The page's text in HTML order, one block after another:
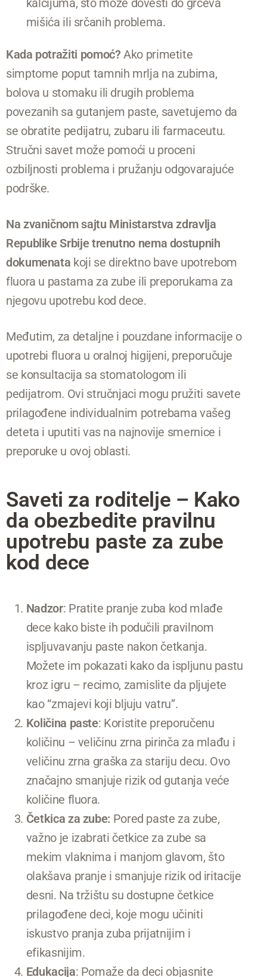
mišića ili srčanih problema.
Kada potražiti pomoć? Ako primetite
simptome poput tamnih mrlja na zubima,
bolova u stomaku ili drugih problema
povezanih sa gutanjem paste, savetujemo da
se obratite pedijatru, zubaru ili farmaceutu.
Stručni savet može pomoći u proceni
ozbiljnosti problema i pružanju odgovarajuće
podrške.
Na zvaničnom sajtu Ministarstva zdravlja
Republike Srbije trenutno nema dostupnih
dokumenata koji se direktno bave upotrebom
fluora u pastama za zube ili preporukama za
njegovu upotrebu kod dece.
Međutim, za detaljne i pouzdane informacije o
upotrebi fluora u oralnoj higijeni, preporučuje
se konsultacija sa stomatologom ili
pedijatrom. Ovi stručnjaci mogu pružiti savete
prilagođene individualnim potrebama vašeg
deteta i uputiti vas na najnovije smernice i
preporuke u ovoj oblasti.
Saveti za roditelje – Kako
da obezbedite pravilnu
upotrebu paste za zube
kod dece
Nadzor: Pratite pranje zuba kod mlađe
dece kako biste ih podučili pravilnom
ispljuvavanju paste nakon četkanja.
Možete im pokazati kako da ispljunu pastu
kroz igru – recimo, zamislite da pljujete
kao “zmajevi koji bljuju vatru”.
Količina paste: Koristite preporučenu
količinu – veličinu zrna pirinča za mlađu i
veličinu zrna graška za stariju decu. Ovo
značajno smanjuje rizik od gutanja veće
količine fluora.
Četkica za zube: Pored paste za zube,
važno je izabrati četkice za zube sa
mekim vlaknima i manjom glavom, što
olakšava pranje i smanjuje rizik od iritacije
desni. Na tržištu su dostupne četkice
prilagođene deci, koje mogu učiniti
iskustvo pranja zuba prijatnijim i
efikasnijim.
Edukacija: Pomaže da deci objasnite